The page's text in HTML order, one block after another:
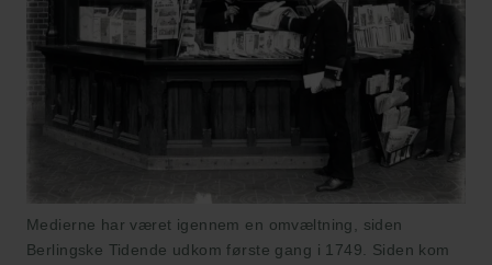
Medierne har været igennem en omvæltning, siden
Berlingske Tidende udkom første gang i 1749. Siden kom